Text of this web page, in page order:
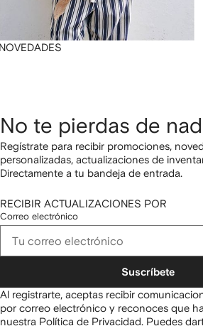
No te pierdas de
Regístrate para recibir promociones,
personalizadas, actualizaciones de
Directamente a tu bandeja de entrada.
RECIBIR ACTUALIZACIONES POR
Correo electrónico
Suscríbete
Al registrarte, aceptas recibir
por correo electrónico y reconoces que
nuestra Política de Privacidad. Puedes